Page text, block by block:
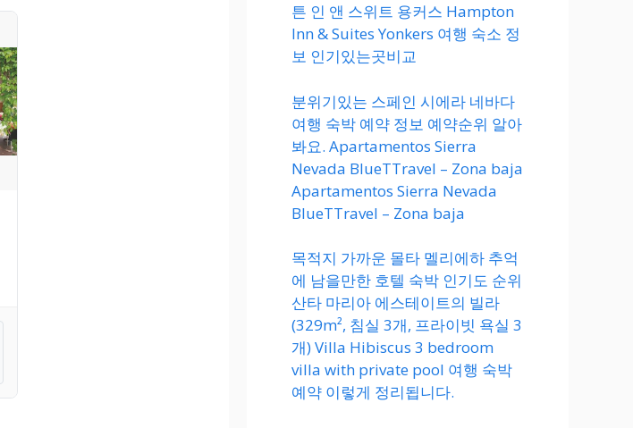
튼 인 앤 스위트 용커스 Hampton
Inn & Suites Yonkers 여행 숙소 정
보 인기있는곳비교
분위기있는 스페인 시에라 네바다
여행 숙박 예약 정보 예약순위 알아
봐요. Apartamentos Sierra
Nevada BlueTTravel – Zona baja
Apartamentos Sierra Nevada
BlueTTravel – Zona baja
목적지 가까운 몰타 멜리에하 추억
에 남을만한 호텔 숙박 인기도 순위
산타 마리아 에스테이트의 빌라
(329m², 침실 3개, 프라이빗 욕실 3
개) Villa Hibiscus 3 bedroom
villa with private pool 여행 숙박
예약 이렇게 정리됩니다.